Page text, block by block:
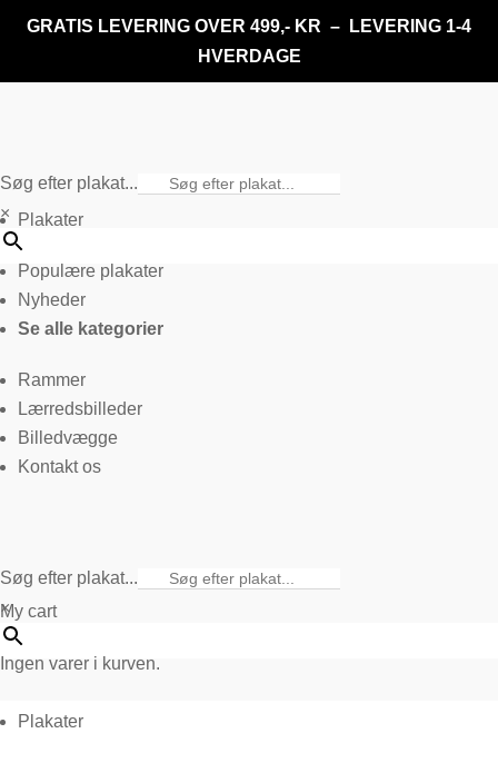
GRATIS LEVERING OVER 499,- KR – LEVERING 1-4
HVERDAGE
Søg efter plakat...
× Plakater
Populære plakater
Nyheder
Se alle kategorier
Rammer
Lærredsbilleder
Billedvægge
Kontakt os
Søg efter plakat...
×
My cart
Ingen varer i kurven.
Plakater